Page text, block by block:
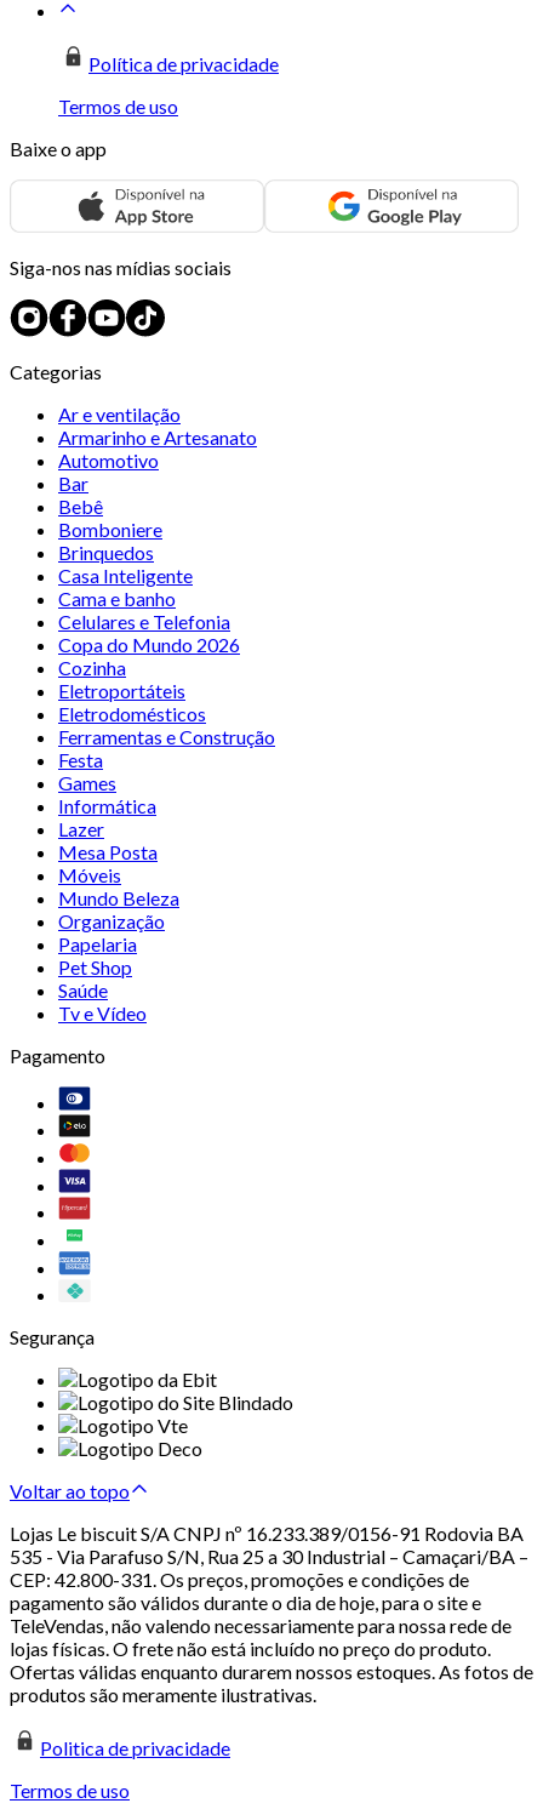
Política de privacidade
Termos de uso
Baixe o app
Siga-nos nas mídias sociais
Categorias
Ar e ventilação
Armarinho e Artesanato
Automotivo
Bar
Bebê
Bomboniere
Brinquedos
Casa Inteligente
Cama e banho
Celulares e Telefonia
Copa do Mundo 2026
Cozinha
Eletroportáteis
Eletrodomésticos
Ferramentas e Construção
Festa
Games
Informática
Lazer
Mesa Posta
Móveis
Mundo Beleza
Organização
Papelaria
Pet Shop
Saúde
Tv e Vídeo
Pagamento
Segurança
Voltar ao topo
Lojas Le biscuit S/A CNPJ nº 16.233.389/0156-91 Rodovia BA
535 - Via Parafuso S/N, Rua 25 a 30 Industrial – Camaçari/BA –
CEP: 42.800-331. Os preços, promoções e condições de
pagamento são válidos durante o dia de hoje, para o site e
TeleVendas, não valendo necessariamente para nossa rede de
lojas físicas. O frete não está incluído no preço do produto.
Ofertas válidas enquanto durarem nossos estoques. As fotos de
produtos são meramente ilustrativas.
Politica de privacidade
Termos de uso